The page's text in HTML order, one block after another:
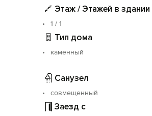
Этаж / Этажей в здании
1 / 1
Тип дома
каменный
Санузел
совмещенный
Заезд с